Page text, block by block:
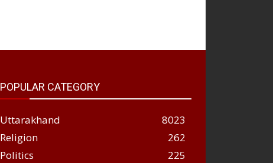
POPULAR CATEGORY
Uttarakhand
8023
Religion
262
Politics
225